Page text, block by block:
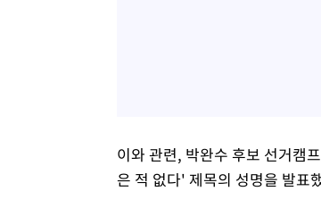
이와 관련, 박완수 후보 선거캠
은 적 없다' 제목의 성명을 발표